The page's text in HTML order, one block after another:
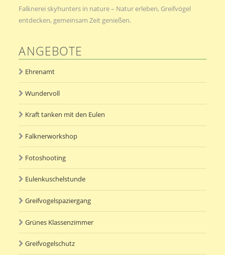
Falknerei skyhunters in nature – Natur erleben, Greifvögel
entdecken, gemeinsam Zeit genießen.
ANGEBOTE
Ehrenamt
Wundervoll
Kraft tanken mit den Eulen
Falknerworkshop
Fotoshooting
Eulenkuschelstunde
Greifvogelspaziergang
Grünes Klassenzimmer
Greifvogelschutz